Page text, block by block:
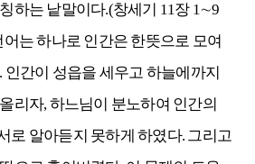
하는 낱말이다.(창세기 11장 1∼9
는 하나로 인간은 한뜻으로 모여
인간이 성읍을 세우고 하늘에까지
리자, 하느님이 분노하여 인간의
로 알아듣지 못하게 하였다. 그리고